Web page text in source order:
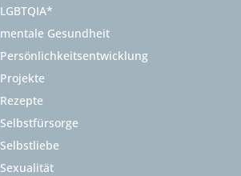
LGBTQIA*
mentale Gesundheit
Persönlichkeitsentwicklung
Projekte
Rezepte
Selbstfürsorge
Selbstliebe
Sexualität